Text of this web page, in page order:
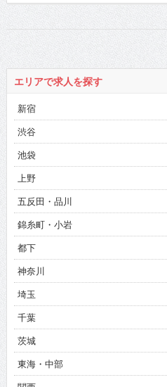
エリアで求人を探す
新宿
渋谷
池袋
上野
五反田・品川
錦糸町・小岩
都下
神奈川
埼玉
千葉
茨城
東海・中部